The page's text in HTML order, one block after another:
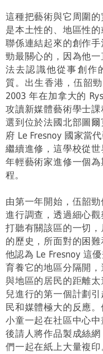
這種把藝術與它周圍
是本土性的、地區性
聯係連結起來的創作
勁最關心的，因為他
法去認識他從事創作
質。出生香港，伍韶
2003 年在加拿大的
攻讀新媒體藝術學士
選到位於法國北部圖
府 Le Fresnoy 國家當
繼續進修，這學校從
年輕藝術家進修一個
程。
由第一年開始，伍韶
進行調查，透過細心觀
打聽有關該區的一切
的歷史，所面對的困難
他認為 Le Fresnoy 這
育養它的地區分隔開
與地區的居民的距離
兒進行的第一個計劃
民和媒體極大的反應。
小童一起在社區中心
後請人將作品製成絲
們一起在紙上大量複